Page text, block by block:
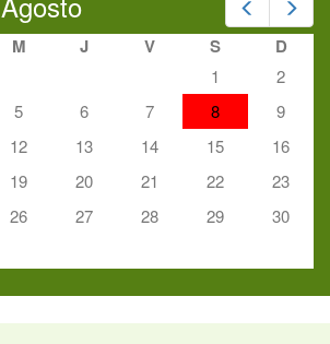
Prev
M J V S D
1
2
5 6 7 8
9
12 13 14 15
16
19 20 21 22
23
26 27 28 29
30